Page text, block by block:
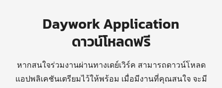
Daywork Application
ดาวน์โหลดฟรี
หากสนใจร่วมงานผ่านทางเดย์เวิร์ค สามารถดาวน์โหลด
แอปพลิเคชันเตรียมไว้ให้พร้อม เมื่อมีงานที่คุณสนใจ จะมี